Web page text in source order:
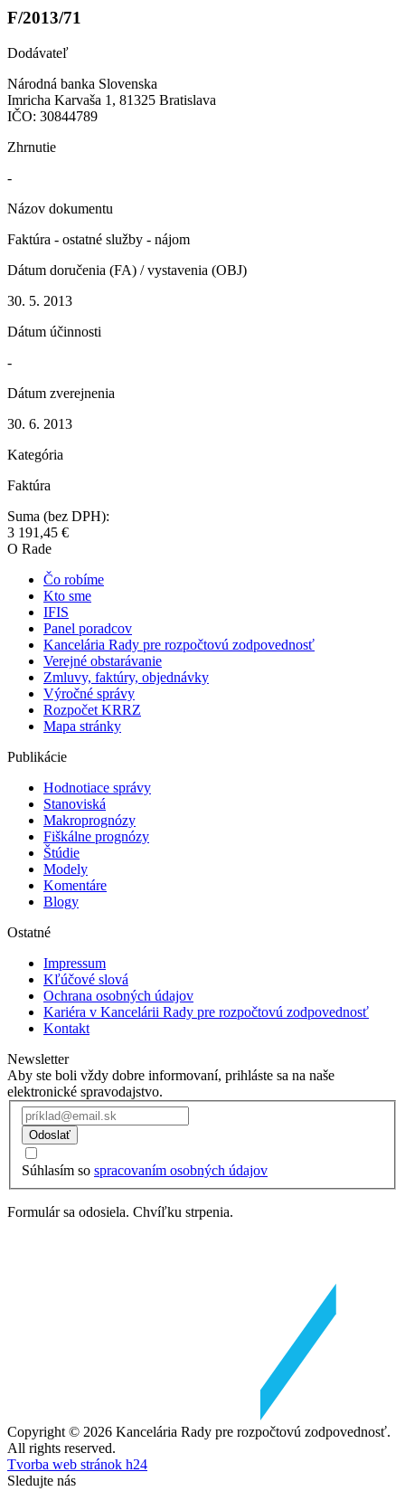
F/2013/71
Dodávateľ
Národná banka Slovenska
Imricha Karvaša 1, 81325 Bratislava
IČO: 30844789
Zhrnutie
-
Názov dokumentu
Faktúra - ostatné služby - nájom
Dátum doručenia (FA) / vystavenia (OBJ)
30. 5. 2013
Dátum účinnosti
-
Dátum zverejnenia
30. 6. 2013
Kategória
Faktúra
Suma (bez DPH):
3 191,45 €
O Rade
Čo robíme
Kto sme
IFIS
Panel poradcov
Kancelária Rady pre rozpočtovú zodpovednosť
Verejné obstarávanie
Zmluvy, faktúry, objednávky
Výročné správy
Rozpočet KRRZ
Mapa stránky
Publikácie
Hodnotiace správy
Stanoviská
Makroprognózy
Fiškálne prognózy
Štúdie
Modely
Komentáre
Blogy
Ostatné
Impressum
Kľúčové slová
Ochrana osobných údajov
Kariéra v Kancelárii Rady pre rozpočtovú zodpovednosť
Kontakt
Newsletter
Aby ste boli vždy dobre informovaní, prihláste sa na naše
elektronické spravodajstvo.
Odoslať
Súhlasím so spracovaním osobných údajov
Formulár sa odosiela. Chvíľku strpenia.
Copyright © 2026 Kancelária Rady pre rozpočtovú zodpovednosť.
All rights reserved.
Tvorba web stránok h24
Sledujte nás